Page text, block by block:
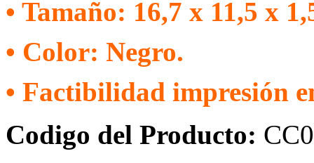
• Tamaño: 16,7 x 11,5 x
• Color: Negro.
• Factibilidad impresión
Codigo del Producto: